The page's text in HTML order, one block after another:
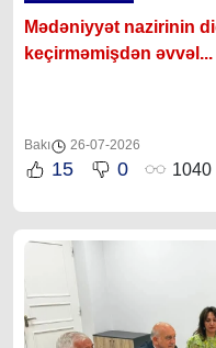
Mədəniyyət nazirinin
keçirməmişdən əvvəl...
Bakı 26-07-2026
15 0 1040